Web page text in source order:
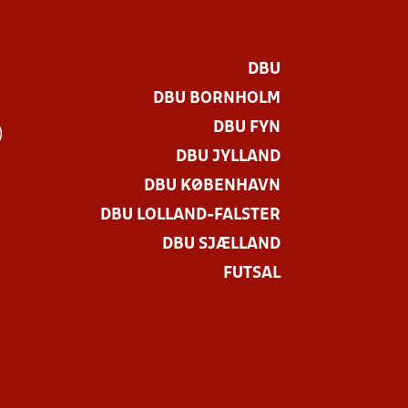
DBU
DBU BORNHOLM
DBU FYN
DBU JYLLAND
DBU KØBENHAVN
DBU LOLLAND-FALSTER
DBU SJÆLLAND
FUTSAL